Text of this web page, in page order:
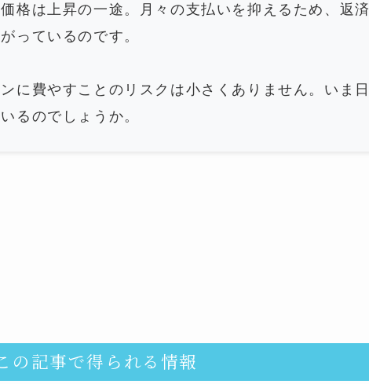
格は上昇の一途。月々の支払いを抑えるため、返済
っているのです。
に費やすことのリスクは小さくありません。いま日
るのでしょうか。
の記事で得られる情報